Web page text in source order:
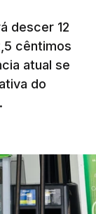
mensais
subiu para
de junho.
básicos
à medida
seus
descer 12
cêntimos
atual se
do